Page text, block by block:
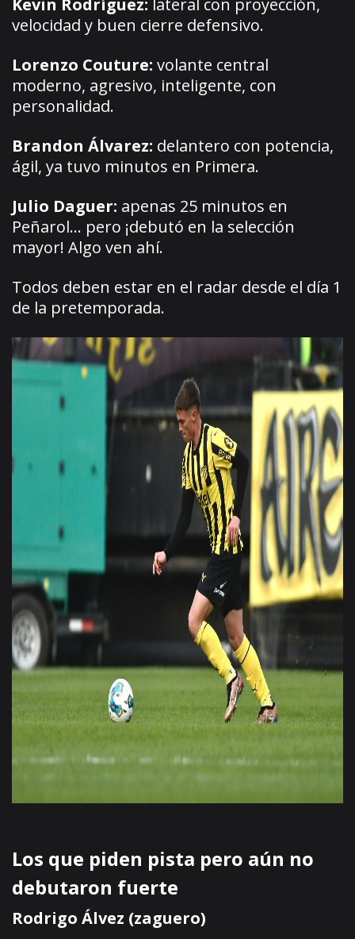
Kevin Rodríguez: lateral con proyección,
velocidad y buen cierre defensivo.
Lorenzo Couture: volante central
moderno, agresivo, inteligente, con
personalidad.
Brandon Álvarez: delantero con potencia,
ágil, ya tuvo minutos en Primera.
Julio Daguer: apenas 25 minutos en
Peñarol… pero ¡debutó en la selección
mayor! Algo ven ahí.
Todos deben estar en el radar desde el día 1
de la pretemporada.
Los que piden pista pero aún no
debutaron fuerte
Rodrigo Álvez (zaguero)